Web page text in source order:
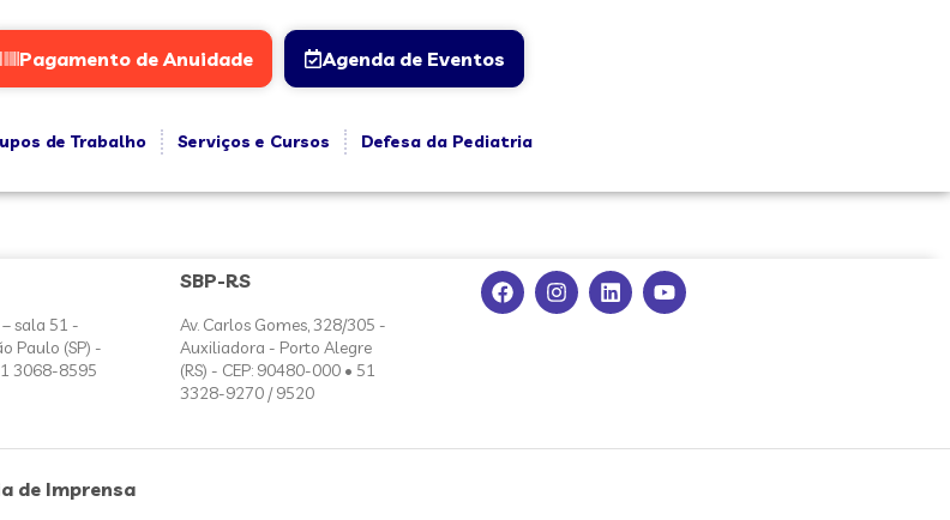
Pagamento de Anuidade Agenda de Eventos
de Trabalho Serviços e Cursos
Defesa da Pediatria
sala 51 -
Paulo (SP) -
3068-8595
SBP-RS
Av. Carlos Gomes, 328/305 -
Auxiliadora - Porto Alegre
(RS) - CEP: 90480-000 • 51
3328-9270 / 9520
de Imprensa